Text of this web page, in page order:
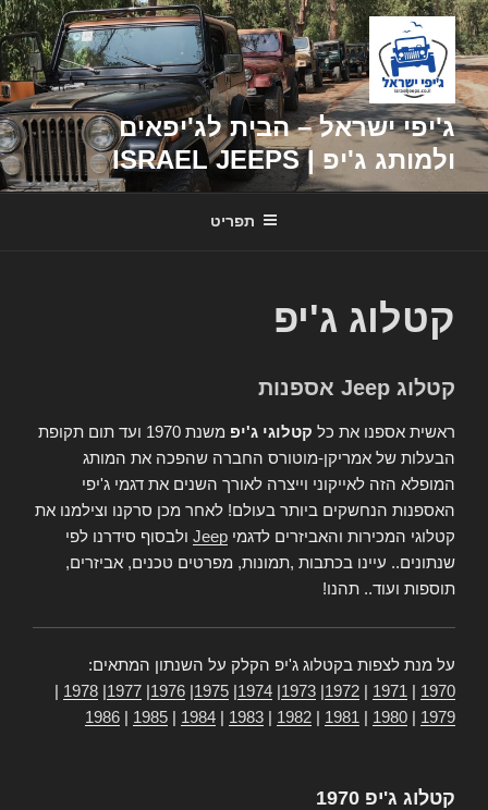
דילוג
לתוכן
ג'יפי ישראל – הבית לג'יפאים
ולמותג ג'יפ | ISRAEL JEEPS
תפריט
קטלוג ג'יפ
קטלוג Jeep אספנות
ראשית אספנו את כל קטלוגי ג'יפ
משנת 1970 ועד תום תקופת
הבעלות של אמריקן-מוטורס החברה שהפכה את המותג
המופלא הזה לאייקוני וייצרה לאורך השנים את דגמי ג'יפי
האספנות הנחשקים ביותר בעולם! לאחר מכן סרקנו וצילמנו את
קטלוגי המכירות והאביזרים לדגמי Jeep ולבסוף סידרנו לפי
שנתונים.. עיינו בכתבות ,תמונות, מפרטים טכנים, אביזרים,
תוספות ועוד.. תהנו!
על מנת לצפות בקטלוג ג'יפ הקלק על השנתון המתאים:
1970
1971
1972
1973
1974
1975
1976
1977
1978
1979
1980
1981
1982
1983
1984
1985
1986
קטלוג ג'יפ 1970